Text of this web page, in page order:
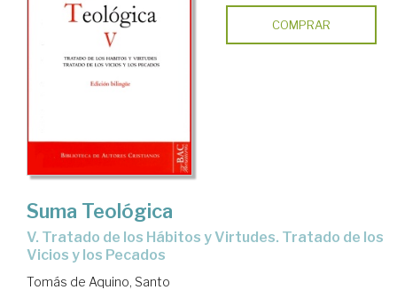
COMPRAR
Suma Teológica
V. Tratado de los Hábitos y Virtudes. Tratado de los
Vicios y los Pecados
Tomás de Aquino, Santo